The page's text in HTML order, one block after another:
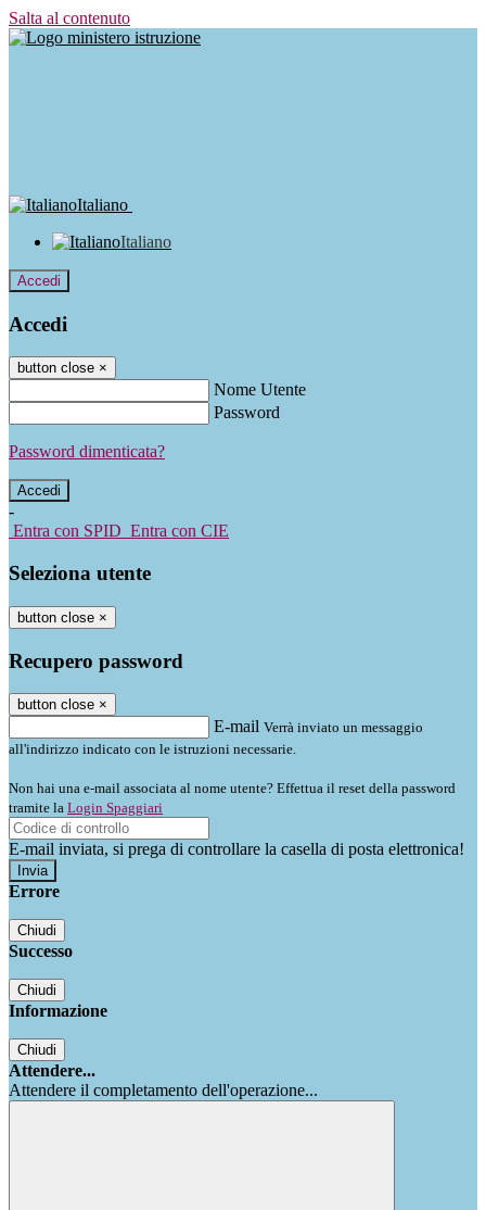
Salta al contenuto
Italiano
Italiano
Accedi
Accedi
button close ×
Nome Utente
Password
Password dimenticata?
-
Entra con SPID Entra con CIE
Seleziona utente
button close ×
Recupero password
button close ×
E-mail Verrà inviato un messaggio
all'indirizzo indicato con le istruzioni necessarie.
Non hai una e-mail associata al nome utente? Effettua il reset della password
tramite la Login Spaggiari
E-mail inviata, si prega di controllare la casella di posta elettronica!
Errore
Chiudi
Successo
Chiudi
Informazione
Chiudi
Attendere...
Attendere il completamento dell'operazione...